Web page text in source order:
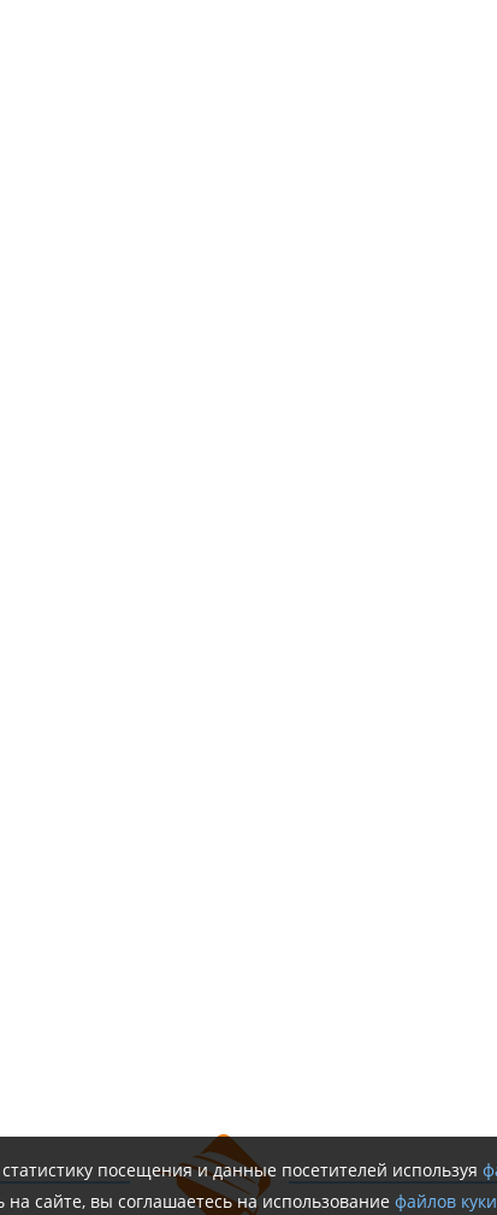
посещения и данные посетителей используя
на сайте, вы соглашаетесь на использование файлов куки